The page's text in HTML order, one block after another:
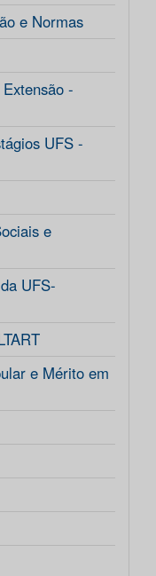
e Normas
-
UFS -
e
UFS-
e Mérito em